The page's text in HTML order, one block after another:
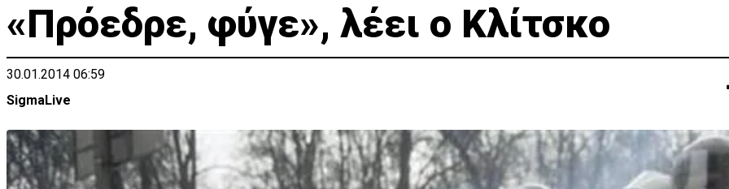
«Πρόεδρε, φύγε», λέει ο Κλίτσκο
30.01.2014 06:59
SigmaLive